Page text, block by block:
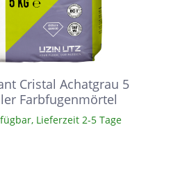
Cristal Achatgrau 5
Farbfugenmörtel
Lieferzeit 2-5 Tage